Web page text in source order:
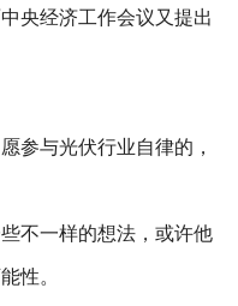
央经济工作会议又提出
参与光伏行业自律的，
不一样的想法，或许他
性。